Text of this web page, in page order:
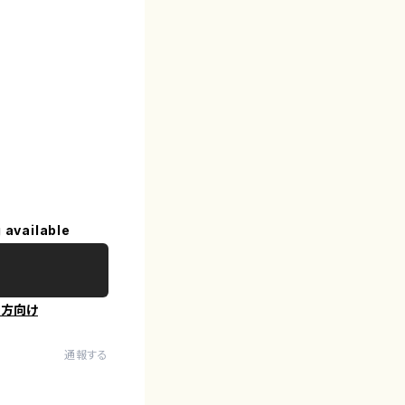
available
向け
通報する